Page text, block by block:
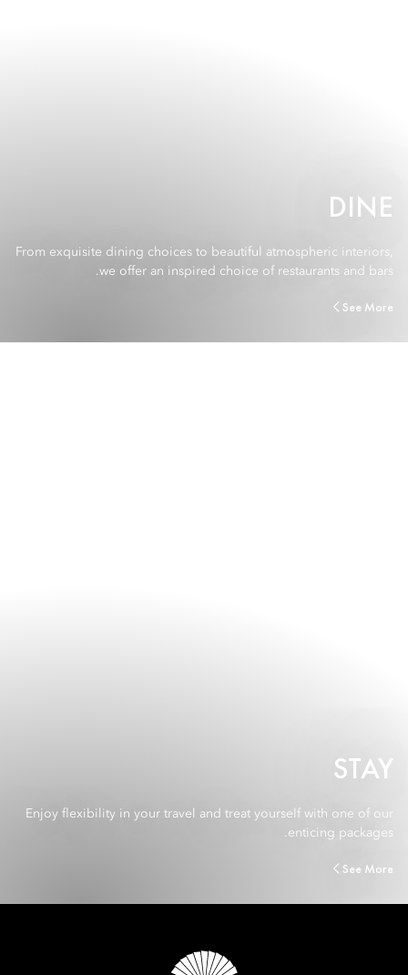
DINE
From exquisite dining choices to beautiful atmospheric interiors,
we offer an inspired choice of restaurants and bars.
See More
STAY
Enjoy flexibility in your travel and treat yourself with one of our
enticing packages.
See More